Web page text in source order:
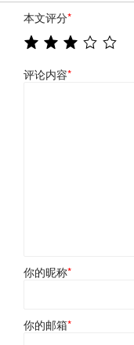
本文评分*
评论内容*
你的昵称*
你的邮箱*